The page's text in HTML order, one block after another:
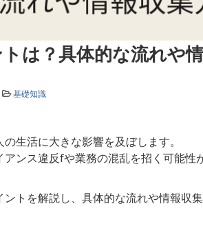
は？具体的な流れや
基礎知識
生活に大きな影響を及ぼします。
ンス違反fや業務の混乱を招く可能性
トを解説し、具体的な流れや情報収集